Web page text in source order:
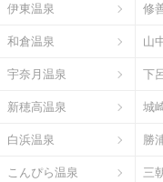
伊東温泉 修
和倉温泉 山
宇奈月温泉 下
新穂高温泉 城
白浜温泉 勝
こんぴら温泉 三